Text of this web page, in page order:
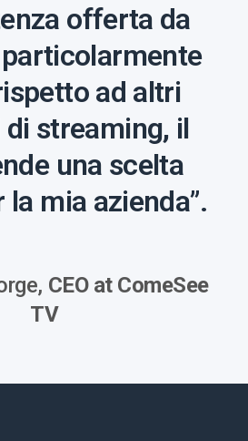
offerta da
ad altri
streaming, il
una scelta
la mia azienda”.
CEO at ComeSee
TV